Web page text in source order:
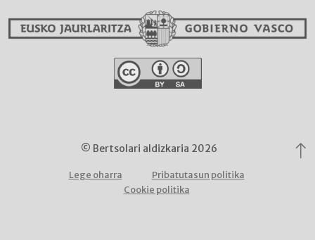
© Bertsolari aldizkaria 2026
Lege oharra
Pribatutasun politika
Cookie politika